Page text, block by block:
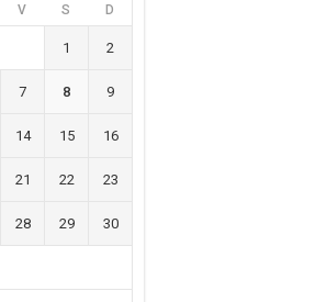
V S D
1 2
7 8 9
14 15 16
21 22 23
28 29 30